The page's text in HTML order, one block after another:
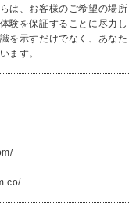
は、お客様のご希望の場所
験を保証することに尽力し
を示すだけでなく、あなた
ます。